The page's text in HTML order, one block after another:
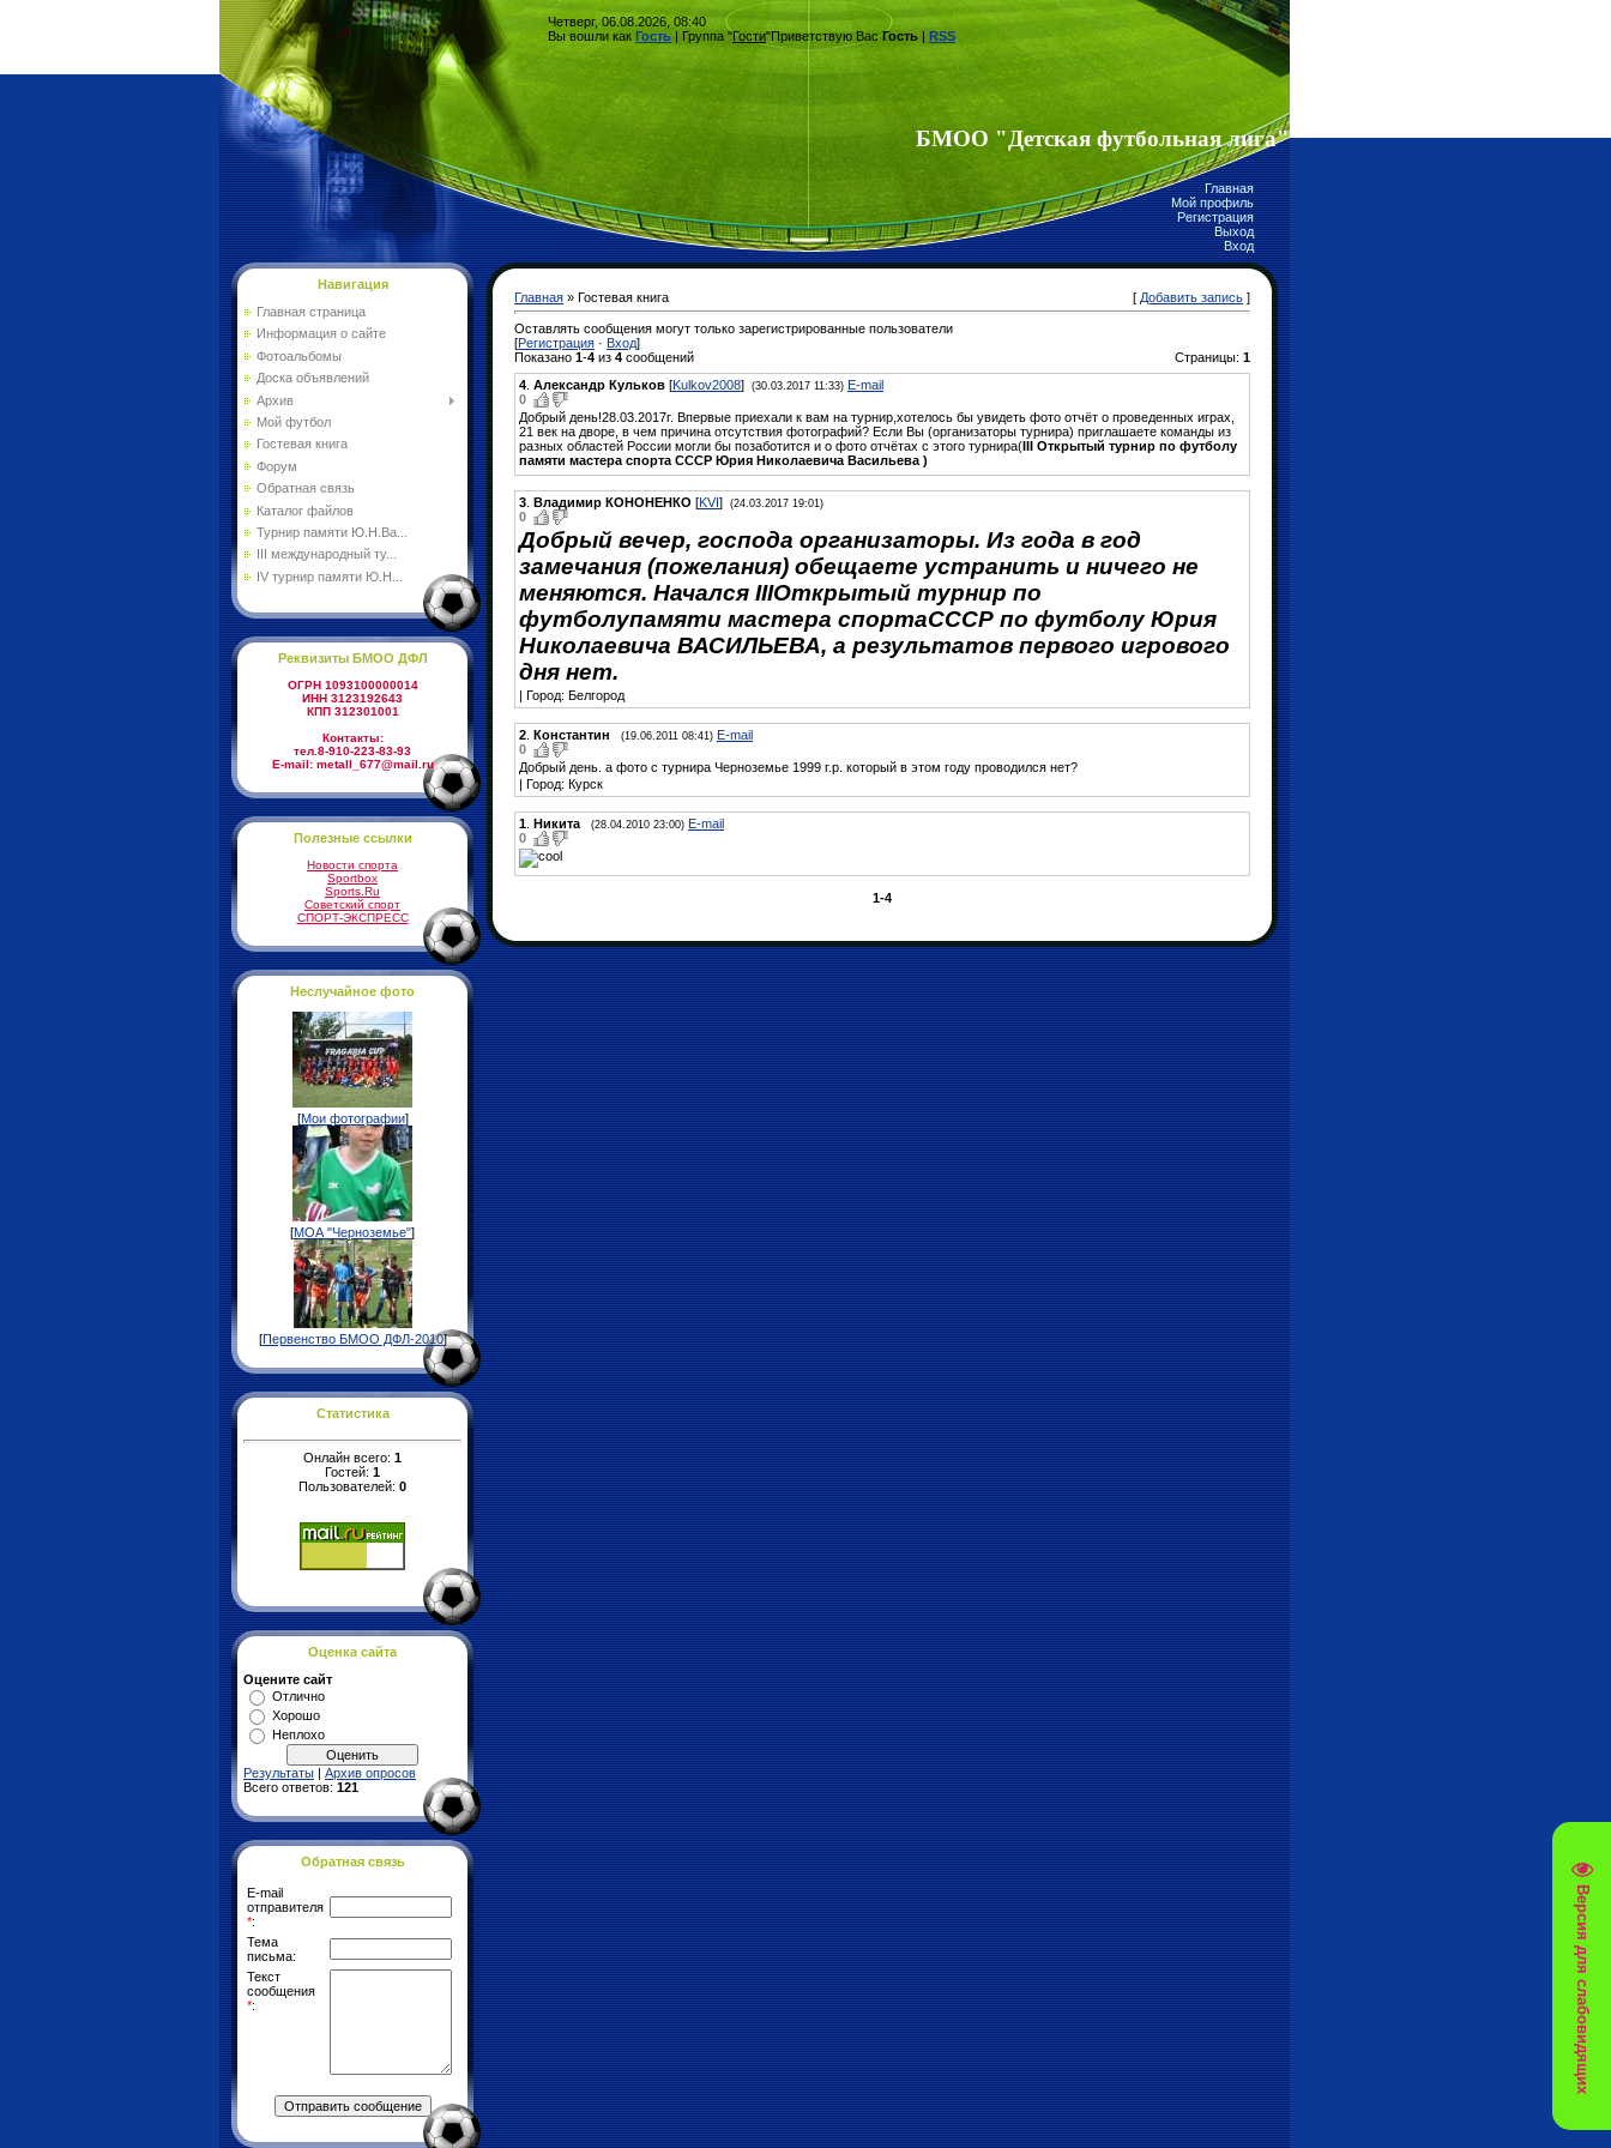
Версия для слабовидящих
Четверг, 06.08.2026, 08:40
Вы вошли как Гость | Группа "Гости"Приветствую ВасГость | RSS
БМОО "Детская футбольная лига"
Главная
Мой профиль
Регистрация
Выход
Вход
Навигация
Главная страница
Информация о сайте
Фотоальбомы
Доска объявлений
Архив
Мой футбол
Гостевая книга
Форум
Обратная связь
Каталог файлов
Турнир памяти Ю.Н.Ва...
III международный ту...
IV турнир памяти Ю.Н...
Реквизиты БМОО ДФЛ
ОГРН 1093100000014
ИНН 3123192643
КПП 312301001
Контакты:
тел.8-910-223-83-93
E-mail: metall_677@mail.ru
Полезные ссылки
Новости спорта
Sportbox
Sports.Ru
Советский спорт
СПОРТ-ЭКСПРЕСС
Неслучайное фото
[Мои фотографии]
[МОА "Черноземье"]
[Первенство БМОО ДФЛ-2010]
Статистика
Онлайн всего: 1
Гостей: 1
Пользователей: 0
Оценка сайта
Оцените сайт
Отлично
Хорошо
Неплохо
Результаты | Архив опросов
Всего ответов: 121
Обратная связь
E-mail
отправителя
*:
Тема
письма:
Текст
сообщения
*:
Главная » Гостевая книга [ Добавить запись ]
Оставлять сообщения могут только зарегистрированные пользователи
[Регистрация · Вход]
Страницы: 1
Показано 1-4 из 4 сообщений
4 Александр Кульков [Kulkov2008] (30.03.2017 11:33) E-mail
0
Добрый день!28.03.2017г. Впервые приехали к вам на турнир,хотелось бы увидеть фото отчёт о проведенных играх,
21 век на дворе, в чем причина отсутствия фотографий? Если Вы (организаторы турнира) приглашаете команды из
разных областей России могли бы позаботится и о фото отчётах с этого турнира( III Открытый турнир по футболу
памяти мастера спорта СССР Юрия Николаевича Васильева )
3 Владимир КОНОНЕНКО [KVI] (24.03.2017 19:01)
0
Добрый вечер, господа организаторы. Из года в год
замечания (пожелания) обещаете устранить и ничего не
меняются. Начался IIIОткрытый турнир по
футболупамяти мастера спортаСССР по футболу Юрия
Николаевича ВАСИЛЬЕВА, а результатов первого игрового
дня нет.
| Город: Белгород
2 Константин (19.06.2011 08:41) E-mail
0
Добрый день. а фото с турнира Черноземье 1999 г.р. который в этом году проводился нет?
| Город: Курск
1 Hикита (28.04.2010 23:00) E-mail
0
1-4